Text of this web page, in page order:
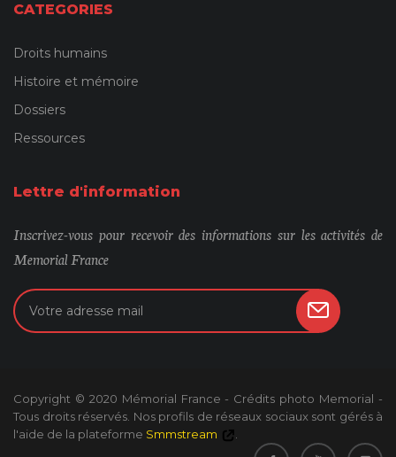
CATEGORIES
Droits humains
Histoire et mémoire
Dossiers
Ressources
Lettre d'information
Inscrivez-vous pour recevoir des informations sur les activités de
Memorial France
Copyright © 2020 Mémorial France - Crédits photo Memorial -
Tous droits réservés. Nos profils de réseaux sociaux sont gérés à
l'aide de la plateforme Smmstream .